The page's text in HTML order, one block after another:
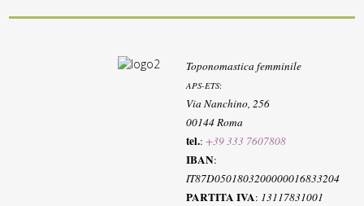
Toponomastica femminile
APS-ETS:
Via Nanchino, 256
00144 Roma
tel.:+39 333 7607808
IBAN:
IT87D0501803200000016833204
PARTITA IVA: 13117831001